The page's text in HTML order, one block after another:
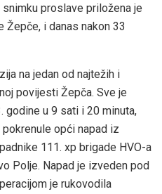
proslave priložena je
Žepče, i danas nakon 33
na jedan od najtežih i
povijesti Žepča. Sve je
godine u 9 sati i 20 minuta,
opći napad iz
111. xp brigade HVO-a
Polje. Napad je izveden pod
je rukovodila